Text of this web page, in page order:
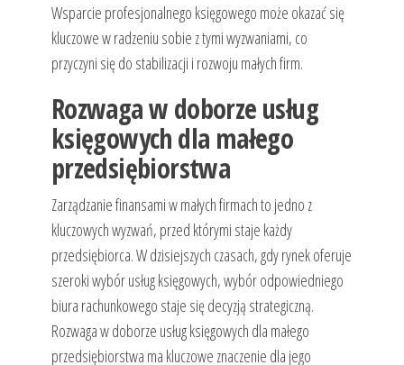
Wsparcie profesjonalnego księgowego może okazać się
kluczowe w radzeniu sobie z tymi wyzwaniami, co
przyczyni się do stabilizacji i rozwoju małych firm.
Rozwaga w doborze usług
księgowych dla małego
przedsiębiorstwa
Zarządzanie finansami w małych firmach to jedno z
kluczowych wyzwań, przed którymi staje każdy
przedsiębiorca. W dzisiejszych czasach, gdy rynek oferuje
szeroki wybór usług księgowych, wybór odpowiedniego
biura rachunkowego staje się decyzją strategiczną.
Rozwaga w doborze usług księgowych dla małego
przedsiębiorstwa ma kluczowe znaczenie dla jego